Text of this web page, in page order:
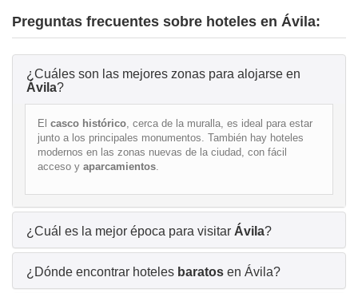
Preguntas frecuentes sobre hoteles en Ávila:
¿Cuáles son las mejores zonas para alojarse en
Ávila?
El casco histórico , cerca de la muralla, es ideal para estar
junto a los principales monumentos. También hay hoteles
modernos en las zonas nuevas de la ciudad, con fácil
acceso y aparcamientos
¿Cuál es la mejor época para visitar Ávila?
¿Dónde encontrar hoteles baratos en Ávila?